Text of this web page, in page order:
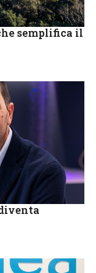
semplifica il